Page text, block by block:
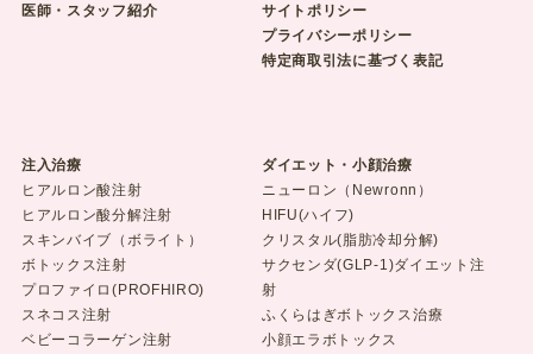
医師・スタッフ紹介
サイトポリシー
プライバシーポリシー
特定商取引法に基づく表記
注入治療
ヒアルロン酸注射
ヒアルロン酸分解注射
スキンバイブ（ボライト）
ボトックス注射
プロファイロ(PROFHIRO)
スネコス注射
ベビーコラーゲン注射
ダイエット・小顔治療
ニューロン（Newronn）
HIFU(ハイフ)
クリスタル(脂肪冷却分解)
サクセンダ(GLP-1)ダイエット注
射
ふくらはぎボトックス治療
小顔エラボトックス